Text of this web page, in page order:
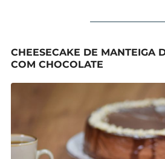
CHEESECAKE DE MANTEIGA
COM CHOCOLATE